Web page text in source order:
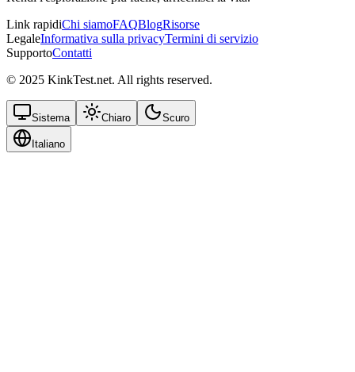
Link rapidiChi siamoFAQBlogRisorse
LegaleInformativa sulla privacyTermini di servizio
SupportoContatti
© 2025 KinkTest.net. All rights reserved.
Sistema Chiaro Scuro
Italiano